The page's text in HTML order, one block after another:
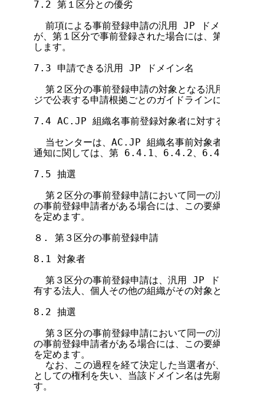
7.2 第１区分との優劣
前項による事前登録申請の汎用 JP ドメイン名と
が、第１区分で事前登録された場合には、第２区分
します。
7.3 申請できる汎用 JP ドメイン名
第２区分の事前登録申請の対象となる汎用 JP ド
ジで公表する申請根拠ごとのガイドラインによる文字
7.4 AC.JP 組織名事前登録対象者に対する通知
当センターは、AC.JP 組織名事前対象者に対して
通知に関しては、第 6.4.1、6.4.2、6.4.4 各項の
7.5 抽選
第２区分の事前登録申請において同一の汎用 JP
の事前登録申請者がある場合には、この要綱に定め
を定めます。
８. 第３区分の事前登録申請
8.1 対象者
第３区分の事前登録申請は、汎用 JP ドメイン名
有する法人、個人その他の組織がその対象となります
8.2 抽選
第３区分の事前登録申請において同一の汎用 JP
の事前登録申請者がある場合には、この要綱に定め
を定めます。
なお、この過程を経て決定した当選者が、登録に
としての権利を失い、当該ドメイン名は先願主義に
す。